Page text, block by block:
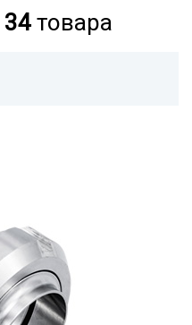
34 товара